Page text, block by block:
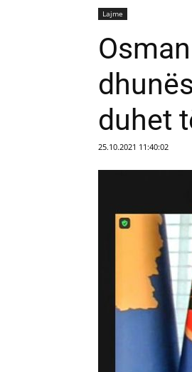
Lajme
duhet
25.10.2021 11:40:02